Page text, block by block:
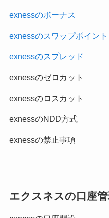
exnessのボーナス
exnessのスワップポイント
exnessのスプレッド
exnessのゼロカット
exnessのロスカット
exnessのNDD方式
exnessの禁止事項
エクスネスの口座